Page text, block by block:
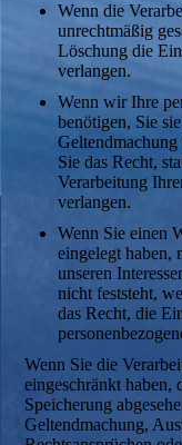
Wenn die
unrechtmäßig
Löschung die
verlangen.
Wenn wir Ihre
benötigen, Sie
Sie das Recht,
Verarbeitung
verlangen.
Wenn Sie einen
eingelegt haben,
unseren
nicht feststeht,
das Recht, die
Wenn Sie die
eingeschränkt haben,
Speicherung
Geltendmachung,